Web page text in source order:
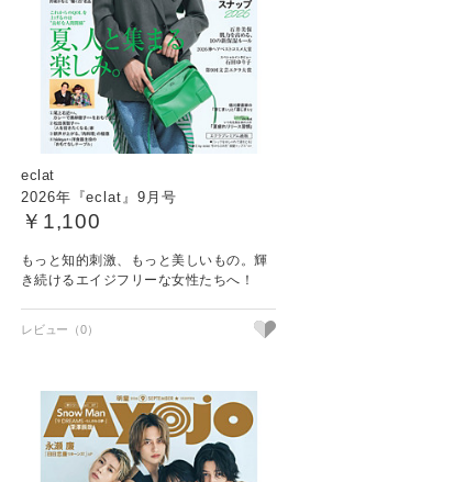
eclat
2026年『eclat』9月号
￥1,100
もっと知的刺激、もっと美しいもの。輝
き続けるエイジフリーな女性たちへ！